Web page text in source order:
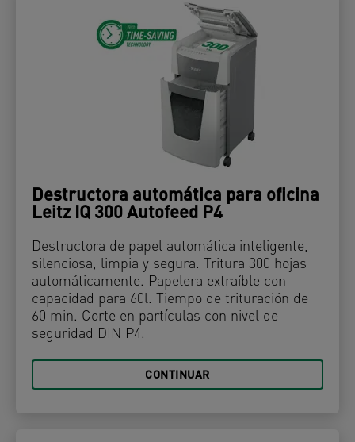
Destructora automática para oficina
Leitz IQ 300 Autofeed P4
Destructora de papel automática inteligente,
silenciosa, limpia y segura. Tritura 300 hojas
automáticamente. Papelera extraíble con
capacidad para 60l. Tiempo de trituración de
60 min. Corte en partículas con nivel de
seguridad DIN P4.
CONTINUAR